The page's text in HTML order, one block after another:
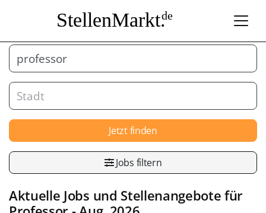
StellenMarkt.de
Jetzt finden
Jobs filtern
Aktuelle Jobs und Stellenangebote für